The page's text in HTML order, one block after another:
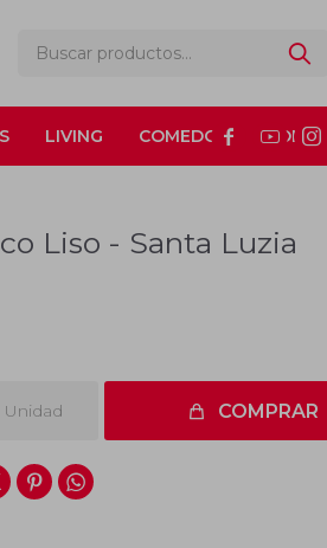
LIVING COMEDOR  
Liso - Santa Luzia
Unidad COMPRAR
 